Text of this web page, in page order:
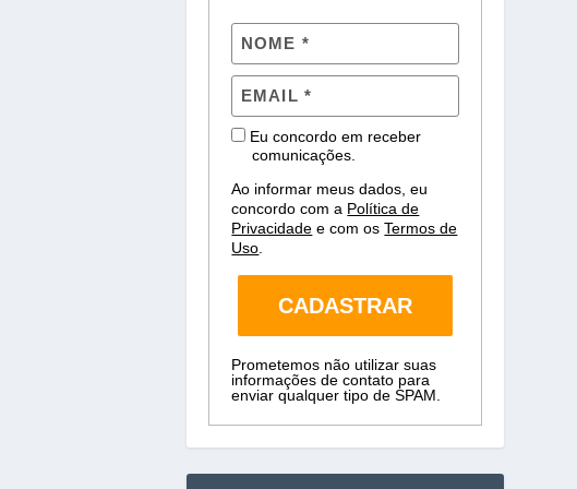
Eu concordo em receber
comunicações.
Ao informar meus dados, eu
concordo com a Política de
Privacidade e com osTermos de
Uso
CADASTRAR
Prometemos não utilizar suas
informações de contato para
enviar qualquer tipo de SPAM.